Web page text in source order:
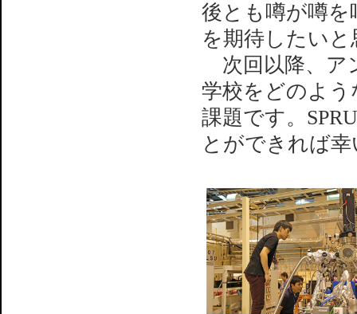
後とも噂が噂
を期待したい
次回以降、ア
学校をどのよう
課題です。
とができれば